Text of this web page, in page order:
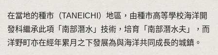
在當地的種市（TANEICHI）地區，由種市高等學校海洋開
發科繼承此項「南部潛水」技術，培育「南部潛水夫」，而
洋野町亦在經年累月之下發展為與海洋共同成長的城鎮。